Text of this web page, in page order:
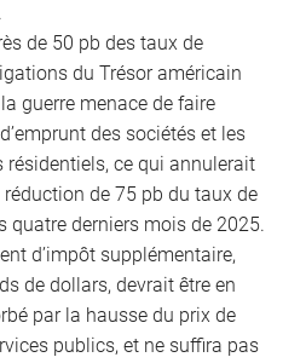
de 50 pb des taux de
du Trésor américain
guerre menace de faire
des sociétés et les
ce qui annulerait
de 75 pb du taux de
quatre derniers mois de 2025.
d’impôt supplémentaire,
de dollars, devrait être en
par la hausse du prix de
publics, et ne suffira pas